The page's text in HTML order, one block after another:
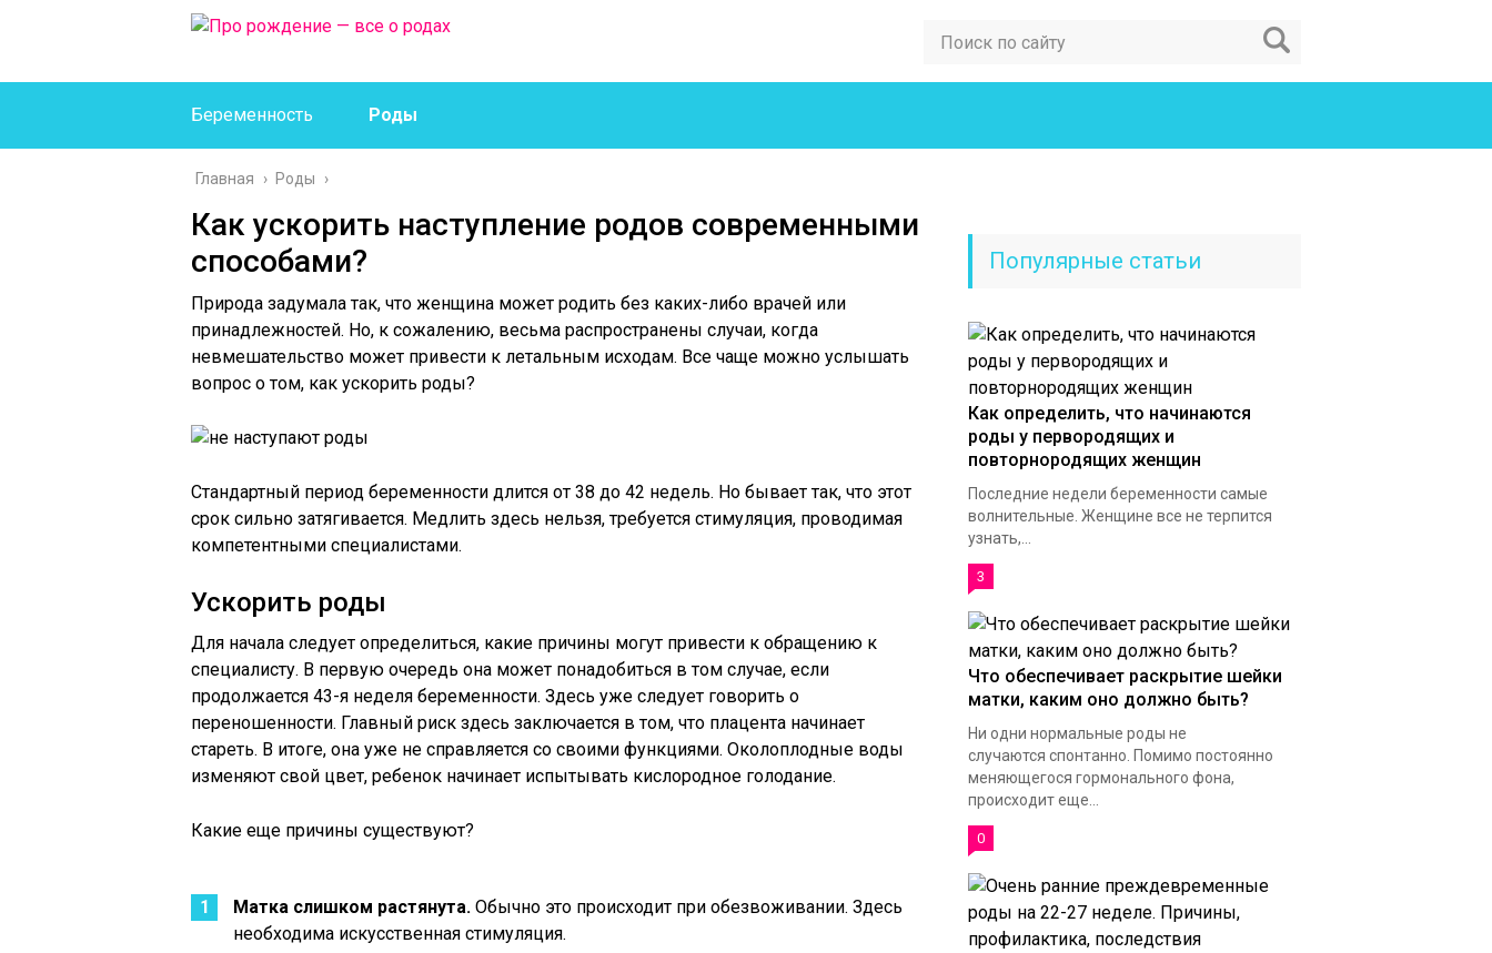
Беременность Роды
Главная › Роды ›
Как ускорить наступление родов современными
способами?
Природа задумала так, что женщина может родить без каких-либо врачей или
принадлежностей. Но, к сожалению, весьма распространены случаи, когда
невмешательство может привести к летальным исходам. Все чаще можно услышать
вопрос о том, как ускорить роды?
Стандартный период беременности длится от 38 до 42 недель. Но бывает так, что этот
срок сильно затягивается. Медлить здесь нельзя, требуется стимуляция, проводимая
компетентными специалистами.
Ускорить роды
Для начала следует определиться, какие причины могут привести к обращению к
специалисту. В первую очередь она может понадобиться в том случае, если
продолжается 43-я неделя беременности. Здесь уже следует говорить о
переношенности. Главный риск здесь заключается в том, что плацента начинает
стареть. В итоге, она уже не справляется со своими функциями. Околоплодные воды
изменяют свой цвет, ребенок начинает испытывать кислородное голодание.
Какие еще причины существуют?
Матка слишком растянута. Обычно это происходит при обезвоживании. Здесь
необходима искусственная стимуляция.
Популярные статьи
Как определить, что начинаются
роды у первородящих и
повторнородящих женщин
Последние недели беременности самые
волнительные. Женщине все не терпится
узнать,...
3
Что обеспечивает раскрытие шейки
матки, каким оно должно быть?
Ни одни нормальные роды не
случаются спонтанно. Помимо постоянно
меняющегося гормонального фона,
происходит еще...
0